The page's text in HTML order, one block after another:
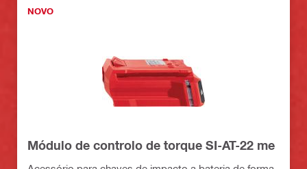
NOVO
Módulo de controlo de torque SI-AT-22 me